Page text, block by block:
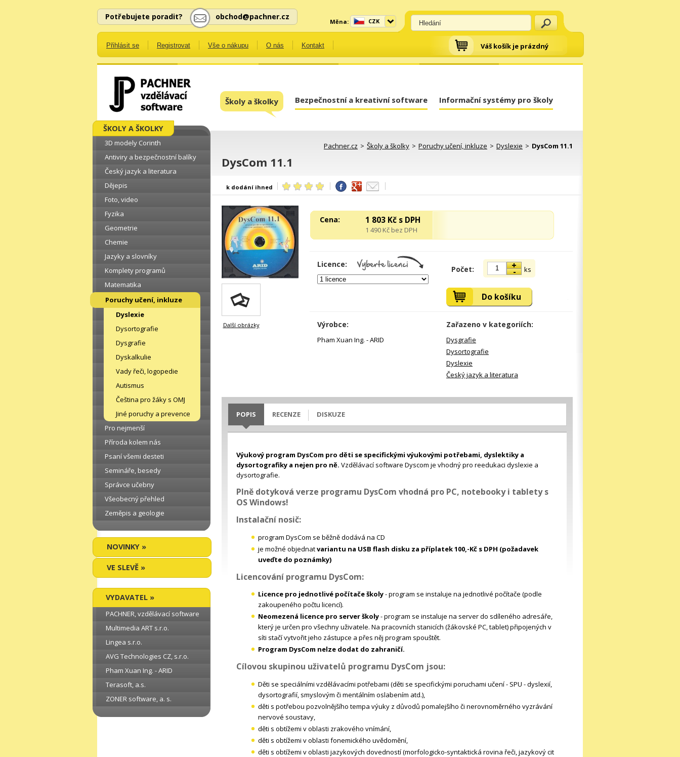
Přihlásit se Registrovat Vše o nákupu O nás Kontakt Váš košík je prázdný
Měna: CZK
Potřebujete poradit? obchod@pachner.cz
Školy a školky Bezpečnostní a kreativní software Informační systémy pro školy
Pachner.cz > Školy a školky > Poruchy učení, inkluze > Dyslexie > DysCom 11.1
DysCom 11.1
k dodání ihned
Další obrázky
Cena: 1 803 Kč s DPH
1 490 Kč bez DPH
Licence:
Počet: ks
Do košíku
Výrobce:
Pham Xuan Ing. - ARID
Zařazeno v kategoriích:
Dysgrafie
Dysortografie
Dyslexie
Český jazyk a literatura
POPIS RECENZE DISKUZE
Výukový program DysCom pro děti se specifickými výukovými potřebami, dyslektiky a
dysortografiky a nejen pro ně. Vzdělávací software Dyscom je vhodný pro reedukaci dyslexie a
dysortografie.
Plně dotyková verze programu DysCom vhodná pro PC, notebooky i tablety s
OS Windows!
Instalační nosič:
program DysCom se běžně dodává na CD
je možné objednatvariantu na USB flash disku za příplatek 100,-Kč s DPH (požadavek
uveďte do poznámky)
Licencování programu DysCom:
Licence pro jednotlivé počítače školy- program se instaluje na jednotlivé počítače (podle
zakoupeného počtu licencí).
Neomezená licence pro server školy- program se instaluje na server do sdíleného adresáře,
který je určen pro všechny uživatele. Na pracovních stanicích (žákovské PC, tablet) připojených v
síti stačí vytvořit jeho zástupce a přes něj program spouštět.
Program DysCom nelze dodat do zahraničí.
Cílovou skupinou uživatelů programu DysCom jsou:
Děti se speciálními vzdělávacími potřebami (děti se specifickými poruchami učení - SPU - dyslexií,
dysortografií, smyslovým či mentálním oslabením atd.),
děti s potřebou pozvolnějšího tempa výuky z důvodů pomalejšího či nerovnoměrného vyzrávání
nervové soustavy,
děti s obtížemi v oblasti zrakového vnímání,
děti s obtížemi v oblasti fonemického uvědomění,
děti s obtížemi v oblasti jazykových dovedností (morfologicko-syntaktická rovina řeči, jazykový cit
ŠKOLY A ŠKOLKY
3D modely Corinth
Antiviry a bezpečnostní balíky
Český jazyk a literatura
Dějepis
Foto, video
Fyzika
Geometrie
Chemie
Jazyky a slovníky
Komplety programů
Matematika
Poruchy učení, inkluze
Dyslexie
Dysortografie
Dysgrafie
Dyskalkulie
Vady řeči, logopedie
Autismus
Čeština pro žáky s OMJ
Jiné poruchy a prevence
Pro nejmenší
Příroda kolem nás
Psaní všemi desteti
Semináře, besedy
Správce učebny
Všeobecný přehled
Zeměpis a geologie
NOVINKY »
VE SLEVĚ »
VYDAVATEL »
PACHNER, vzdělávací software
Multimedia ART s.r.o.
Lingea s.r.o.
AVG Technologies CZ, s.r.o.
Pham Xuan Ing. - ARID
Terasoft, a.s.
ZONER software, a. s.